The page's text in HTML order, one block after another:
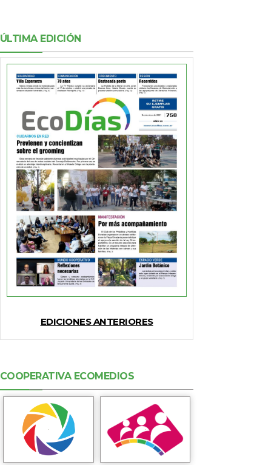
ÚLTIMA EDICIÓN
EDICIONES ANTERIORES
COOPERATIVA ECOMEDIOS